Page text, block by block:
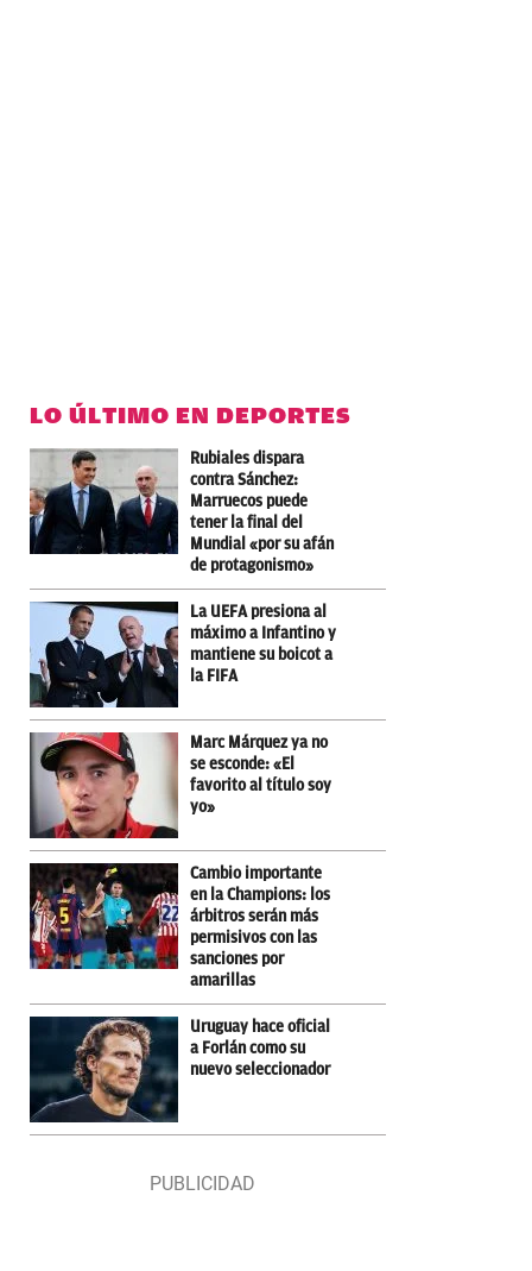
LO ÚLTIMO EN DEPORTES
Rubiales dispara
contra Sánchez:
Marruecos puede
tener la final del
Mundial «por su afán
de protagonismo»
La UEFA presiona al
máximo a Infantino y
mantiene su boicot a
la FIFA
Marc Márquez ya no
se esconde: «El
favorito al título soy
yo»
Cambio importante
en la Champions: los
árbitros serán más
permisivos con las
sanciones por
amarillas
Uruguay hace oficial
a Forlán como su
nuevo seleccionador